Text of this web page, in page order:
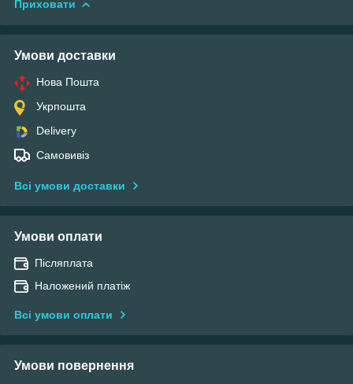
Приховати
Умови доставки
Нова Пошта
Укрпошта
Delivery
Самовивіз
Всі умови доставки
Умови оплати
Післяплата
Наложений платіж
Всі умови оплати
Умови повернення